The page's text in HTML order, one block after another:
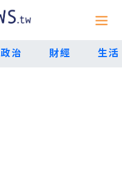
政治 財經 生活